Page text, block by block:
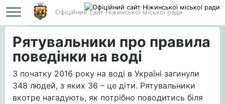
Офіційний сайт Ніжинської міської ради
Головна Рятувальники про правила поведінки на воді
Рятувальники про правила
поведінки на воді
З початку 2016 року на воді в Україні загинули
348 людей, з яких 36 – це діти. Рятувальники
вкотре нагадують, як потрібно поводитись біля